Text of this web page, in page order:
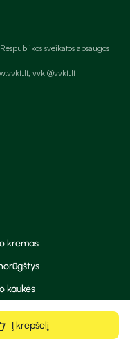
Į krepšelį
sveikatos apsaugos
vvkt@vvkt.lt
kremas
kaukės
aliejai
CC kremas